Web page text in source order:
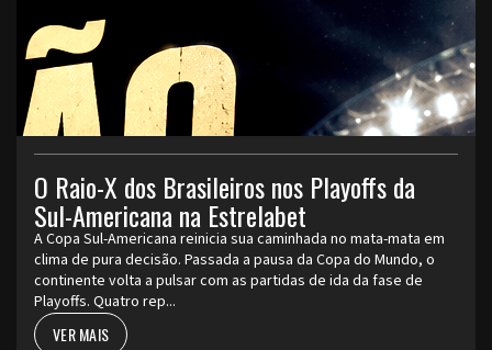
O Raio-X dos Brasileiros nos Playoffs da
Sul-Americana na Estrelabet
A Copa Sul-Americana reinicia sua caminhada no mata-mata em
clima de pura decisão. Passada a pausa da Copa do Mundo, o
continente volta a pulsar com as partidas de ida da fase de
Playoffs. Quatro rep...
VER MAIS